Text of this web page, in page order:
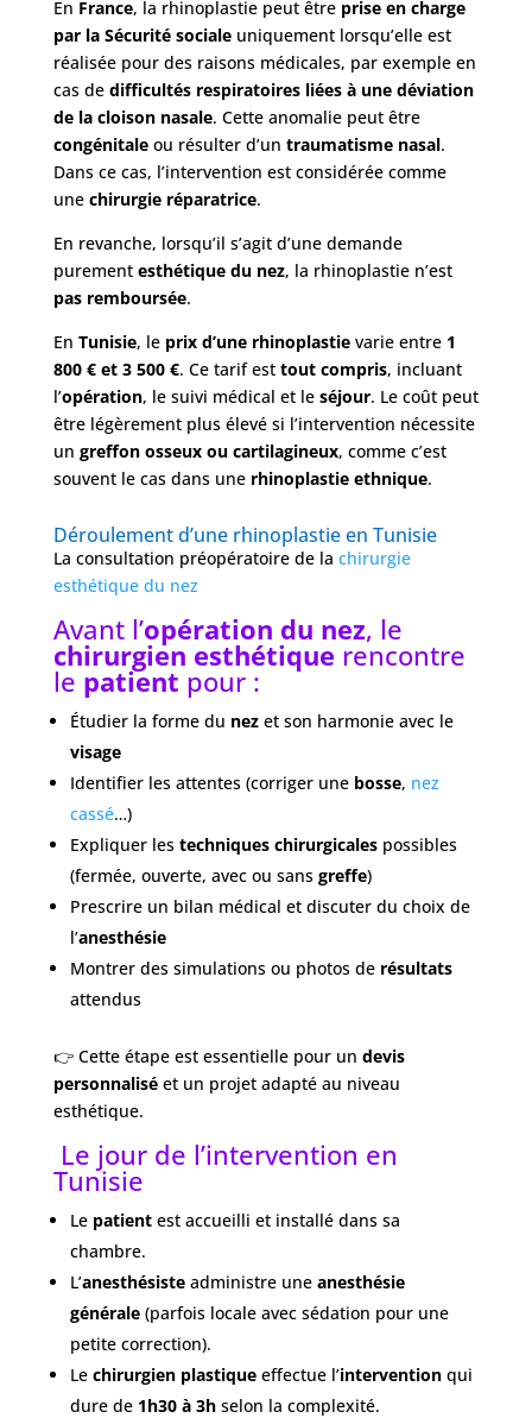
En France, la rhinoplastie peut être prise en charge
par la Sécurité socialeuniquement lorsqu’elle est
réalisée pour des raisons médicales, par exemple en
cas de difficultés respiratoires liées à une déviation
de la cloison nasale. Cette anomalie peut être
congénitaleou résulter d’un traumatisme nasal.
Dans ce cas, l’intervention est considérée comme
une chirurgie réparatrice.
En revanche, lorsqu’il s’agit d’une demande
purement esthétique du nez, la rhinoplastie n’est
pas remboursée.
En Tunisie, le prix d’une rhinoplastievarie entre 1
800 € et 3 500 €. Ce tarif est tout compris, incluant
l’opération, le suivi médical et le séjour. Le coût peut
être légèrement plus élevé si l’intervention nécessite
un greffon osseux ou cartilagineux, comme c’est
souvent le cas dans une rhinoplastie ethnique.
Déroulement d’une rhinoplastie en Tunisie
La consultation préopératoire de la chirurgie
esthétique du nez
Avant l’opération du nez, le
chirurgien esthétique rencontre
le patient pour :
Étudier la forme du nezet son harmonie avec le
visage
Identifier les attentes (corriger une bosse, nez
cassé…)
Expliquer les techniques chirurgicalespossibles
(fermée, ouverte, avec ou sans greffe)
Prescrire un bilan médical et discuter du choix de
l’anesthésie
Montrer des simulations ou photos de résultats
attendus
👉 Cette étape est essentielle pour un devis
personnaliséet un projet adapté au niveau
esthétique.
Le jour de l’intervention en
Tunisie
Le patientest accueilli et installé dans sa
chambre.
L’anesthésisteadministre une anesthésie
générale(parfois locale avec sédation pour une
petite correction).
Le chirurgien plastiqueeffectue l’interventionqui
dure de 1h30 à 3hselon la complexité.